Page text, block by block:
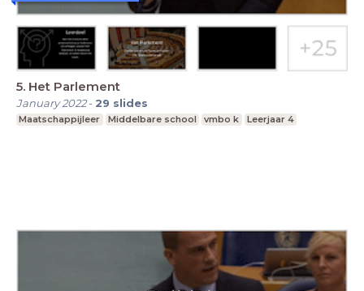
5. Het Parlement
January 2022- 29 slides
Maatschappijleer Middelbare school vmbo k Leerjaar 4